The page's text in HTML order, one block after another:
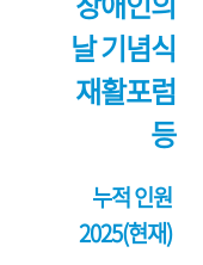
날 기념식
재활포럼
등
누적 인원
2025(현재)